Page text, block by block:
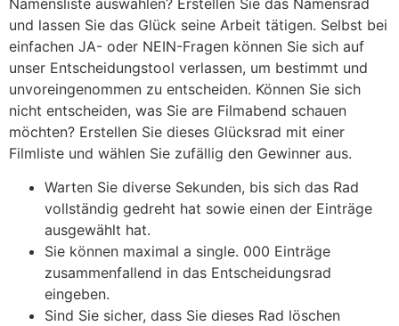
und lassen Sie das Glück seine Arbeit tätigen. Selbst bei
einfachen JA- oder NEIN-Fragen können Sie sich auf
unser Entscheidungstool verlassen, um bestimmt und
unvoreingenommen zu entscheiden. Können Sie sich
nicht entscheiden, was Sie are Filmabend schauen
möchten? Erstellen Sie dieses Glücksrad mit einer
Filmliste und wählen Sie zufällig den Gewinner aus.
Warten Sie diverse Sekunden, bis sich das Rad
vollständig gedreht hat sowie einen der Einträge
ausgewählt hat.
Sie können maximal a single. 000 Einträge
zusammenfallend in das Entscheidungsrad
eingeben.
Sind Sie sicher, dass Sie dieses Rad löschen